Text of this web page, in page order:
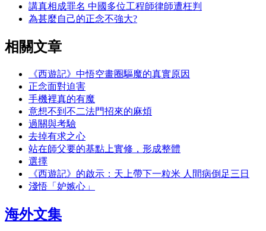
講真相成罪名 中國多位工程師律師遭枉判
為甚麼自己的正念不強大?
相關文章
《西遊記》中悟空畫圈驅魔的真實原因
正念面對迫害
手機裡真的有魔
意想不到不二法門招來的麻煩
過關與考驗
去掉有求之心
站在師父要的基點上實修，形成整體
選擇
《西遊記》的啟示：天上帶下一粒米 人間病倒足三日
淺悟「妒嫉心」
海外文集